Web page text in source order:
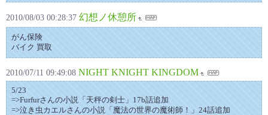
2010/08/03 00:28:37 幻想ノ休憩所
がん保険
バイク 買取
2010/07/11 09:49:08 NIGHT KNIGHT KINGDOM
5/23
=>Furfurさんの小説「天秤の剣士」17b話追加
=>泣き虫カエルさんの小説「魔法の世界の魔術師！」24話追加